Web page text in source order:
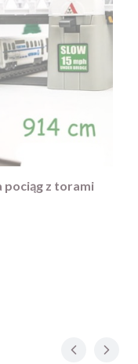
pociąg z torami